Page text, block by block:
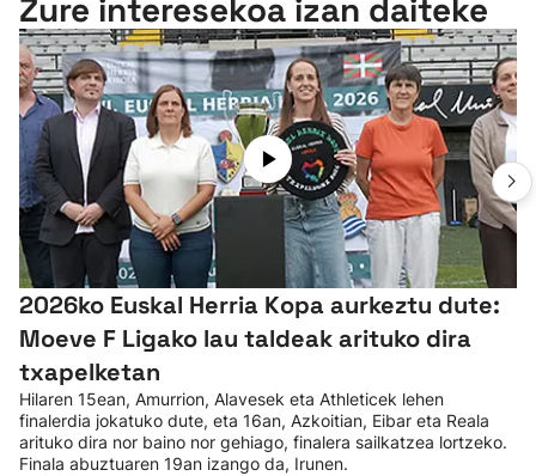
Zure interesekoa izan daiteke
2026ko Euskal Herria Kopa aurkeztu dute:
Moeve F Ligako lau taldeak arituko dira
txapelketan
Hilaren 15ean, Amurrion, Alavesek eta Athleticek lehen
finalerdia jokatuko dute, eta 16an, Azkoitian, Eibar eta Reala
arituko dira nor baino nor gehiago, finalera sailkatzea lortzeko.
Finala abuztuaren 19an izango da, Irunen.